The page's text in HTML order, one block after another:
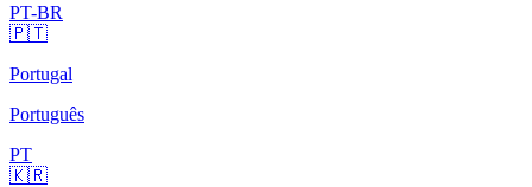
PT-BR
🇵🇹
Portugal
Português
PT
🇰🇷